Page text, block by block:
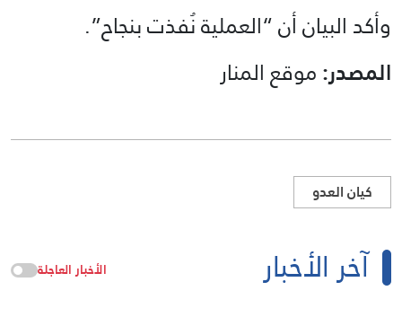
وأكد البيان أن “العملية نُفذت بنجاح”.
المصدر:موقع المنار
كيان العدو
آخر الأخبار الأخبار العاجلة